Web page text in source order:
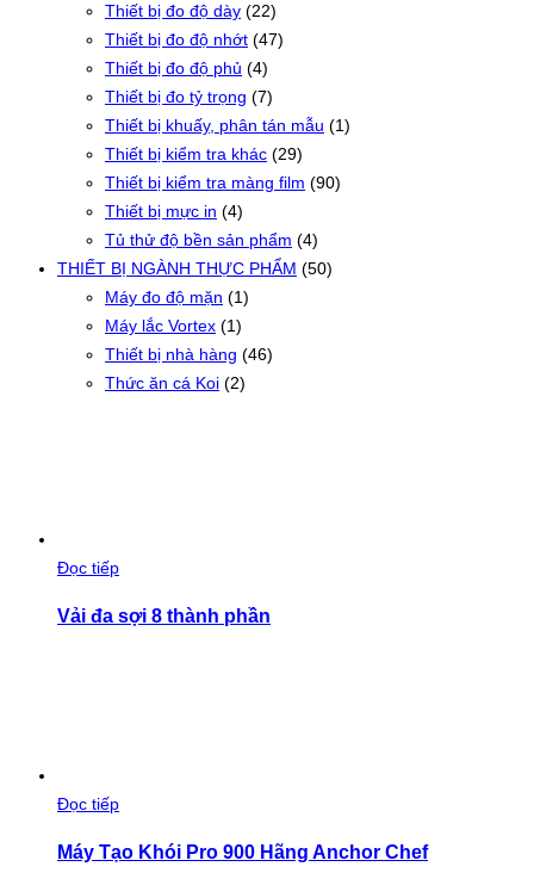
Thiết bị đo độ dày (22)
Thiết bị đo độ nhớt (47)
Thiết bị đo độ phủ (4)
Thiết bị đo tỷ trọng (7)
Thiết bị khuấy, phân tán mẫu (1)
Thiết bị kiểm tra khác (29)
Thiết bị kiểm tra màng film (90)
Thiết bị mực in (4)
Tủ thử độ bền sản phẩm (4)
THIẾT BỊ NGÀNH THỰC PHẨM (50)
Máy đo độ mặn (1)
Máy lắc Vortex (1)
Thiết bị nhà hàng (46)
Thức ăn cá Koi (2)
Đọc tiếp
Vải đa sợi 8 thành phần
Đọc tiếp
Máy Tạo Khói Pro 900 Hãng Anchor Chef